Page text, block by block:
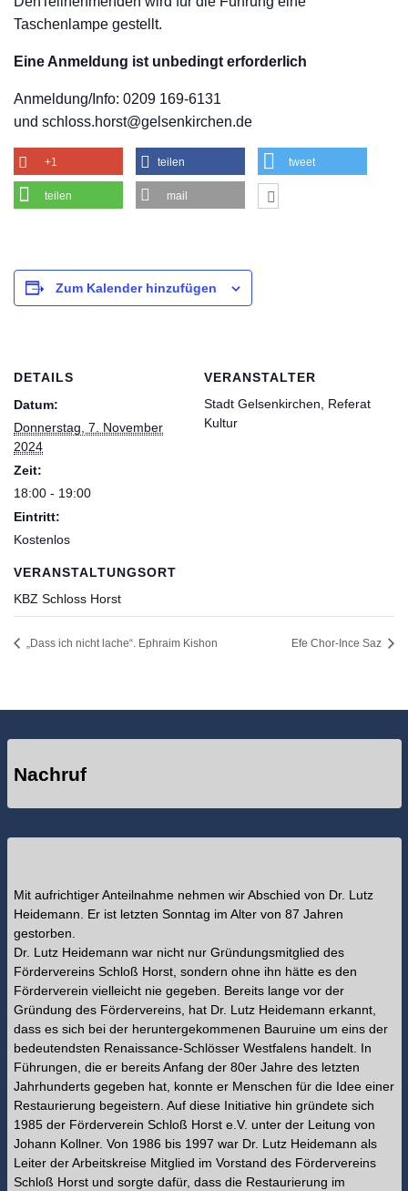
Taschenlampe gestellt.
Eine Anmeldung ist unbedingt erforderlich
Anmeldung/Info: 0209 169-6131
und schloss.horst@gelsenkirchen.de
+1 teilen tweet
teilen mail
Zum Kalender hinzufügen
DETAILS
Datum:
Donnerstag, 7. November
2024
Zeit:
18:00 - 19:00
Eintritt:
Kostenlos
VERANSTALTUNGSORT
KBZ Schloss Horst
VERANSTALTER
Stadt Gelsenkirchen, Referat
Kultur
„Dass ich nicht lache“. Ephraim Kishon Efe Chor-Ince Saz
Nachruf
Mit aufrichtiger Anteilnahme nehmen wir Abschied von Dr. Lutz
Heidemann. Er ist letzten Sonntag im Alter von 87 Jahren
gestorben.
Dr. Lutz Heidemann war nicht nur Gründungsmitglied des
Fördervereins Schloß Horst, sondern ohne ihn hätte es den
Förderverein vielleicht nie gegeben. Bereits lange vor der
Gründung des Fördervereins, hat Dr. Lutz Heidemann erkannt,
dass es sich bei der heruntergekommenen Bauruine um eins der
bedeutendsten Renaissance-Schlösser Westfalens handelt. In
Führungen, die er bereits Anfang der 80er Jahre des letzten
Jahrhunderts gegeben hat, konnte er Menschen für die Idee einer
Restaurierung begeistern. Auf diese Initiative hin gründete sich
1985 der Förderverein Schloß Horst e.V. unter der Leitung von
Johann Kollner. Von 1986 bis 1997 war Dr. Lutz Heidemann als
Leiter der Arbeitskreise Mitglied im Vorstand des Fördervereins
Schloß Horst und sorgte dafür, dass die Restaurierung im